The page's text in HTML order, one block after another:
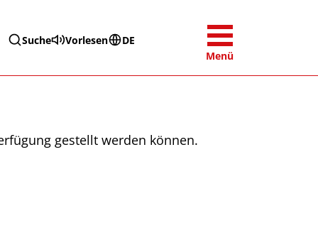
Suche Vorlesen
DE
Menü
gestellt werden können.